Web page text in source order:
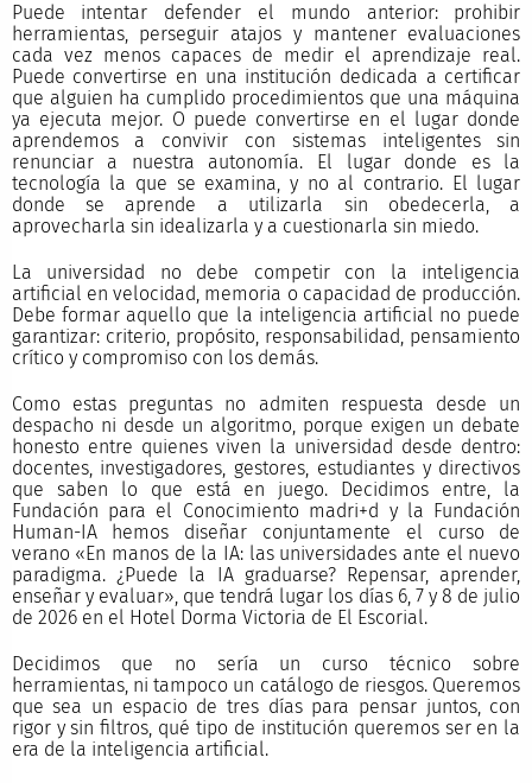
Puede intentar defender el mundo anterior: prohibir
herramientas, perseguir atajos y mantener evaluaciones
cada vez menos capaces de medir el aprendizaje real.
Puede convertirse en una institución dedicada a certificar
que alguien ha cumplido procedimientos que una máquina
ya ejecuta mejor. O puede convertirse en el lugar donde
aprendemos a convivir con sistemas inteligentes sin
renunciar a nuestra autonomía. El lugar donde es la
tecnología la que se examina, y no al contrario. El lugar
donde se aprende a utilizarla sin obedecerla, a
aprovecharla sin idealizarla y a cuestionarla sin miedo.
La universidad no debe competir con la inteligencia
artificial en velocidad, memoria o capacidad de producción.
Debe formar aquello que la inteligencia artificial no puede
garantizar: criterio, propósito, responsabilidad, pensamiento
crítico y compromiso con los demás.
Como estas preguntas no admiten respuesta desde un
despacho ni desde un algoritmo, porque exigen un debate
honesto entre quienes viven la universidad desde dentro:
docentes, investigadores, gestores, estudiantes y directivos
que saben lo que está en juego. Decidimos entre, la
Fundación para el Conocimiento madri+d y la Fundación
Human-IA hemos diseñar conjuntamente el curso de
verano «En manos de la IA: las universidades ante el nuevo
paradigma. ¿Puede la IA graduarse? Repensar, aprender,
enseñar y evaluar», que tendrá lugar los días 6, 7 y 8 de julio
de 2026 en el Hotel Dorma Victoria de El Escorial.
Decidimos que no sería un curso técnico sobre
herramientas, ni tampoco un catálogo de riesgos. Queremos
que sea un espacio de tres días para pensar juntos, con
rigor y sin filtros, qué tipo de institución queremos ser en la
era de la inteligencia artificial.